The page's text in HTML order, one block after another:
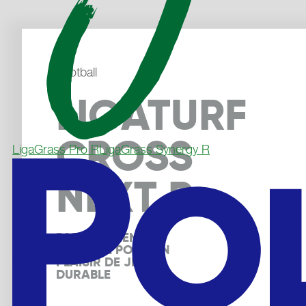
LigaGrass Pro RLigaGrass Synergy R
Football
LIGATURF
CROSS
NEXT R
PARFAITEMENT
COMBINÉ POUR UN
PLAISIR DE JEU
DURABLE